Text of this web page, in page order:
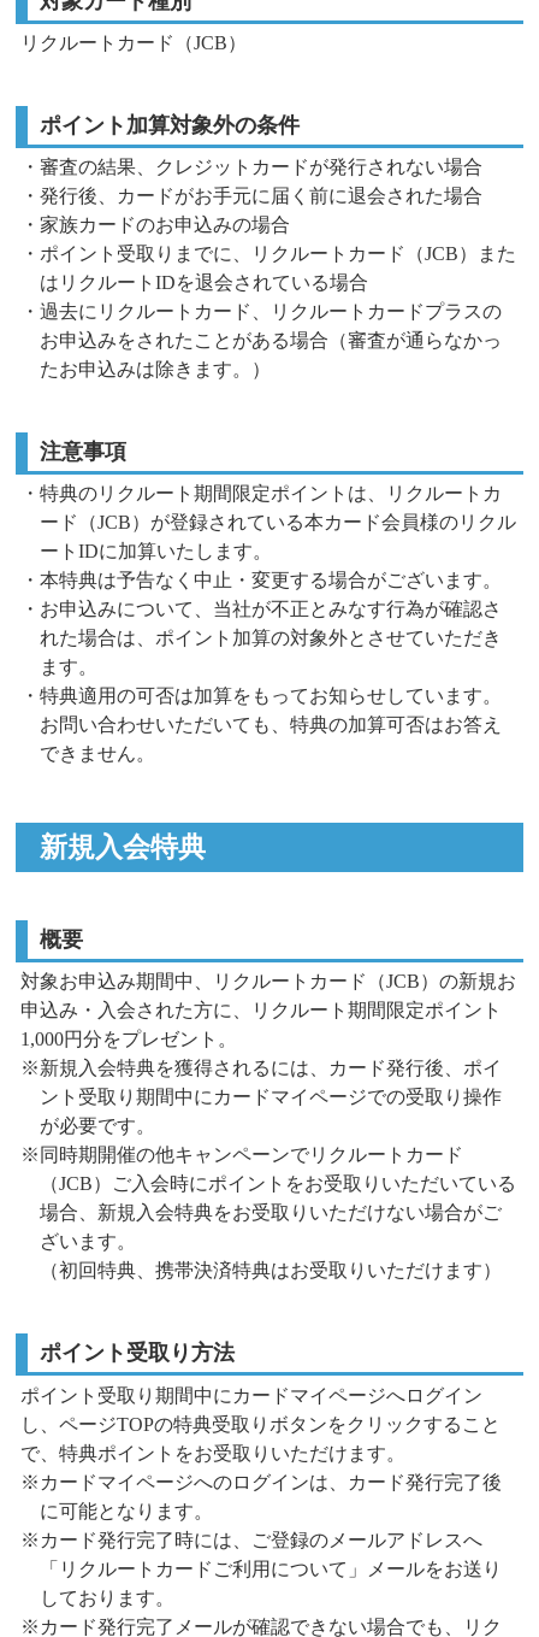
リクルートカード（JCB）
ポイント加算対象外の条件
・審査の結果、クレジットカードが発行されない場合
・発行後、カードがお手元に届く前に退会された場合
・家族カードのお申込みの場合
・ポイント受取りまでに、リクルートカード（JCB）また
はリクルートIDを退会されている場合
・過去にリクルートカード、リクルートカードプラスの
お申込みをされたことがある場合（審査が通らなかっ
たお申込みは除きます。）
注意事項
・特典のリクルート期間限定ポイントは、リクルートカ
ード（JCB）が登録されている本カード会員様のリクル
ートIDに加算いたします。
・本特典は予告なく中止・変更する場合がございます。
・お申込みについて、当社が不正とみなす行為が確認さ
れた場合は、ポイント加算の対象外とさせていただき
ます。
・特典適用の可否は加算をもってお知らせしています。
お問い合わせいただいても、特典の加算可否はお答え
できません。
新規入会特典
概要
対象お申込み期間中、リクルートカード（JCB）の新規お
申込み・入会された方に
、リクルート期間限定ポイント
1,000円分をプレゼント。
※新規入会特典を獲得されるには、カード発行後、ポイ
ント受取り期間中にカードマイページでの受取り操作
が必要です。
※同時期開催の他キャンペーンでリクルートカード
（JCB）ご入会時にポイントをお受取りいただいている
場合、新規入会特典をお受取りいただけない場合がご
ざいます。
（初回特典、携帯決済特典はお受取りいただけます）
ポイント受取り方法
ポイント受取り期間中にカードマイページへログイン
し、ページTOPの特典受取りボタンをクリックすること
で、特典ポイントをお受取りいただけます。
※カードマイページへのログインは、カード発行完了後
に可能となります。
※カード発行完了時には、ご登録のメールアドレスへ
「リクルートカードご利用について」メールをお送り
しております。
※カード発行完了メールが確認できない場合でも、リク